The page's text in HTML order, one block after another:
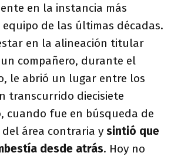
en la instancia más
de las últimas décadas.
en la alineación titular
compañero, durante el
le abrió un lugar entre los
transcurrido diecisiete
cuando fue en búsqueda de
área contraria y sintió que
desde atrás. Hoy no